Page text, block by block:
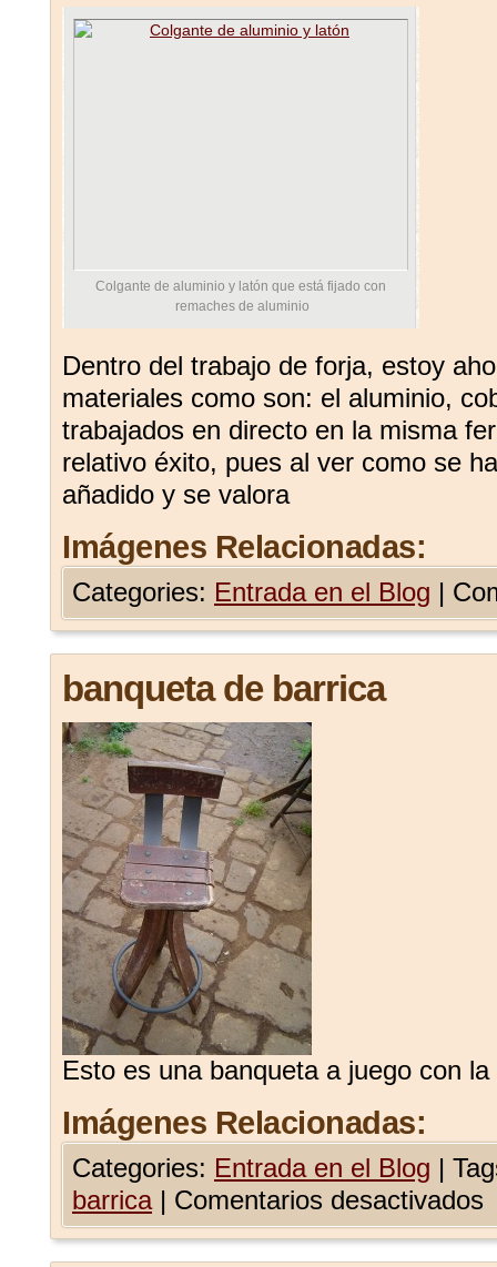
Colgante de aluminio y latón que está fijado con
remaches de aluminio
Dentro del trabajo de forja, estoy
materiales como son: el aluminio,
trabajados en directo en la misma
relativo éxito, pues al ver como se
añadido y se valora
Imágenes Relacionadas:
Categories: Entrada en el Blog |
banqueta de barrica
Esto es una banqueta a juego con
Imágenes Relacionadas:
Categories: Entrada en el Blog |
barrica | Comentarios desactivados